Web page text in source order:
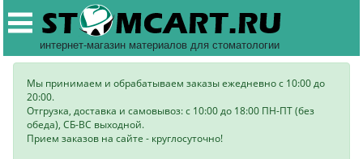
интернет-магазин материалов для стоматологии
Мы принимаем и обрабатываем заказы ежедневно с 10:00 до
20:00.
Отгрузка, доставка и самовывоз: с 10:00 до 18:00 ПН-ПТ (без
обеда), СБ-ВС выходной.
Прием заказов на сайте - круглосуточно!